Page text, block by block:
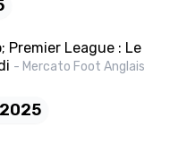
Premier League : Le
- Mercato Foot Anglais